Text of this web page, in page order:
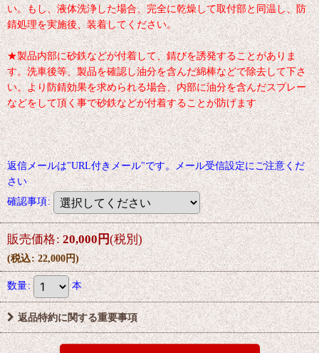
い。もし、液体洗浄した場合、完全に乾燥して取付部と同温し、防
錆処理を実施後、装着してください。
★製品内部に砂鉄などが付着して、錆びを誘発することがありま
す。洗車後等、製品を確認し油分を含んだ綿棒などで除去して下さ
い。より防錆効果を求められる場合、内部に油分を含んだスプレー
などをして頂く事で砂鉄などが付着することが防げます
返信メールは"URL付きメール"です。メール受信設定にご注意くだ
さい
確認事項:
販売価格: 20,000円(税別)
(税込: 22,000円)
数量: 本
返品特約に関する重要事項